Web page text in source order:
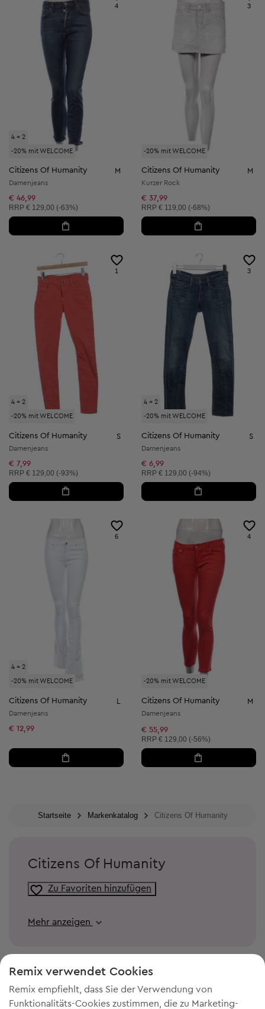
4 = 2
-20% mit WELCOME
4
Citizens Of Humanity M
Damenjeans
€ 46,99
Unverbindliche Preisempfehlung:
RRP € 129,00 (-63%)
-20% mit WELCOME
3
Citizens Of Humanity M
Kurzer Rock
€ 37,99
Unverbindliche Preisempfehlung:
RRP € 119,00 (-68%)
4 = 2
-20% mit WELCOME
1
Citizens Of Humanity S
Damenjeans
€ 7,99
Unverbindliche Preisempfehlung:
RRP € 129,00 (-93%)
4 = 2
-20% mit WELCOME
3
Citizens Of Humanity S
Damenjeans
€ 6,99
Unverbindliche Preisempfehlung:
RRP € 129,00 (-94%)
4 = 2
-20% mit WELCOME
6
Citizens Of Humanity L
Damenjeans
€ 12,99
-20% mit WELCOME
4
Citizens Of Humanity M
Damenjeans
€ 55,99
Unverbindliche Preisempfehlung:
RRP € 129,00 (-56%)
Startseite Markenkatalog Citizens Of Humanity
Citizens Of Humanity
Zu Favoriten hinzufügen
Mehr anzeigen
Remix verwendet Cookies
Remix empfiehlt, dass Sie der Verwendung von
Funktionalitäts-Cookies zustimmen, die zu Marketing-